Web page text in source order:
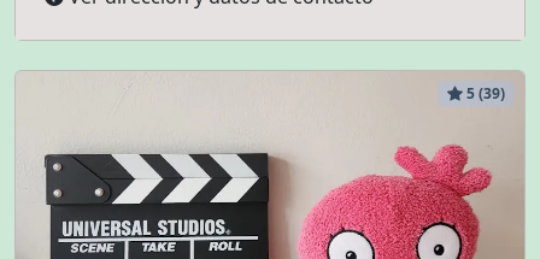
5 (39)